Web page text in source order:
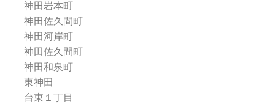
神田岩本町
神田佐久間町
神田河岸町
神田佐久間町
神田和泉町
東神田
台東１丁目